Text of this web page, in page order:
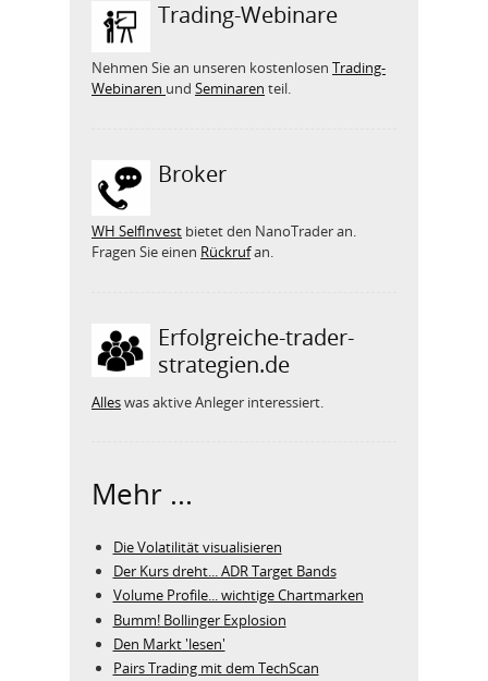
Trading-Webinare
Nehmen Sie an unseren kostenlosen Trading-
Webinaren und Seminaren teil.
Broker
WH SelfInvest bietet den NanoTrader an.
Fragen Sie einen Rückrufan.
Erfolgreiche-trader-
strategien.de
Alleswas aktive Anleger interessiert.
Mehr ...
Die Volatilität visualisieren
Der Kurs dreht... ADR Target Bands
Volume Profile... wichtige Chartmarken
Bumm! Bollinger Explosion
Den Markt 'lesen'
Pairs Trading mit dem TechScan